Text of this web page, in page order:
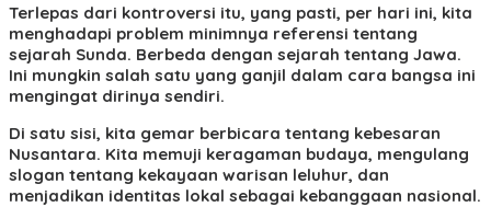
Terlepas dari kontroversi itu, yang pasti, per hari ini, kita
menghadapi problem minimnya referensi tentang
sejarah Sunda. Berbeda dengan sejarah tentang Jawa.
Ini mungkin salah satu yang ganjil dalam cara bangsa ini
mengingat dirinya sendiri.
Di satu sisi, kita gemar berbicara tentang kebesaran
Nusantara. Kita memuji keragaman budaya, mengulang
slogan tentang kekayaan warisan leluhur, dan
menjadikan identitas lokal sebagai kebanggaan nasional.